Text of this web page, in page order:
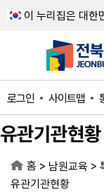
이 누리집은 대한
로그인 사이트맵
유관기관현황
홈 > 남원교육 >
유관기관현황